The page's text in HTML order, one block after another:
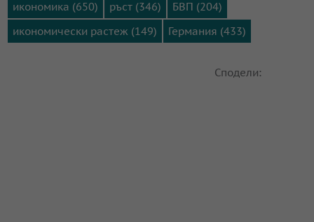
икономика (650)
ръст (346)
БВП (204)
икономически растеж (149)
Германия (433)
Сподели: